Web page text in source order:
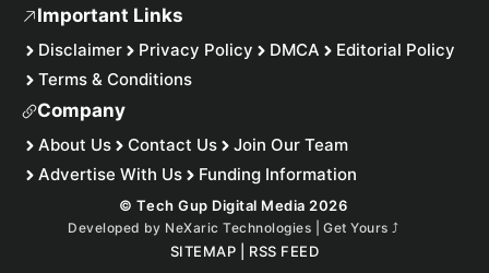
Important Links
Disclaimer Privacy Policy DMCA
Editorial Policy
Terms & Conditions
Company
About Us Contact Us
Join Our Team
Advertise With Us
Funding Information
© Tech Gup Digital Media 2026
Developed by NeXaric Technologies | Get Yours⤴︎
SITEMAP RSS FEED